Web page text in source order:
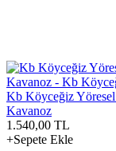
Kb Köyceğiz
Kavanoz
1.540,00 TL
+Sepete Ekle